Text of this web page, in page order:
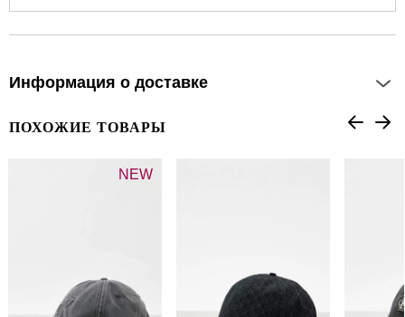
Информация о доставке
ПОХОЖИЕ ТОВАРЫ
NEW